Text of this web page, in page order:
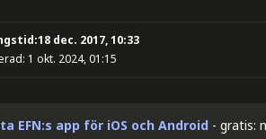
18 dec. 2017, 10:33
1 okt. 2024, 01:15
EFN:s app för iOS och Android - gratis: